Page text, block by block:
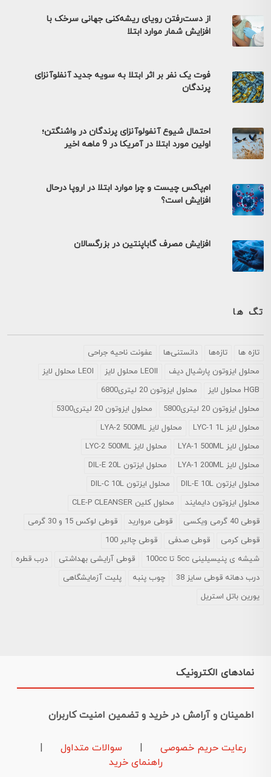
از دست‌رفتن رویای ریشه‌کنی جهانی سرخک با
افزایش شمار موارد ابتلا
فوت یک نفر بر اثر ابتلا به سویه جدید آنفلوآنزای
پرندگان
احتمال شیوع آنفولوآنزای پرندگان در واشنگتن؛
اولین مورد ابتلا در آمریکا در 9 ماهه اخیر
ام‌پاکس چیست و چرا موارد ابتلا در اروپا درحال
افزایش است؟
افزایش مصرف گاباپنتین در بزرگسالان
تگ ها
تازه ها تازه‌ها دانستنی‌ها
عفونت ناحیه جراحی
محلول ايزوتون پارشيال ديف
LEOII محلول لایز
LEOI محلول لایز
HGB محلول لایز
محلول ایزوتون 20 لیتری6800
محلول ایزوتون 20 لیتری5800
محلول ایزوتون 20 لیتری5300
محلول لایز LYC-1 1L
محلول لایز LYA-2 500ML
محلول لایز LYA-1 500ML
محلول لایز LYC-2 500ML
محلول لایز LYA-1 200ML
محلول ایزتون DIL-E 20L
محلول ایزتون DIL-E 10L
محلول ایزتون DIL-C 10L
محلول ایزوتون دایمایند
محلول کلین CLE-P CLEANSER
قوطی 40 گرمی ویکسی
قوطی مروارید
قوطی لوکس 15 و 30 گرمی
قوطی کرمی
قوطی صدفی
قوطی چالیر 100
شیشه ی پنیسیلینی 5cc تا 100cc
قوطی آرایشی بهداشتی
درب قطره
درب دهانه قوطی سایز 38
چوب پنبه
پلیت آزمایشگاهی
یورین باتل استریل
نمادهای الکترونیک
اطمینان و آرامش در خرید و تضمین امنیت کاربران
رعایت حریم خصوصی سوالات متداول
راهنمای خرید